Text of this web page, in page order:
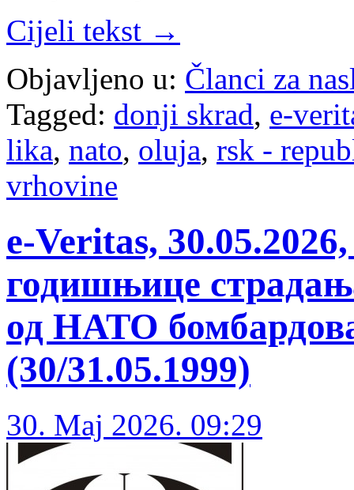
Cijeli tekst →
Objavljeno u: Članci za
Tagged: donji skrad, e-
lika, nato, oluja, rsk -
vrhovine
e-Veritas,
годишњице
од НАТО
(30/31.05.1999)
30. Maj 2026. 09:29